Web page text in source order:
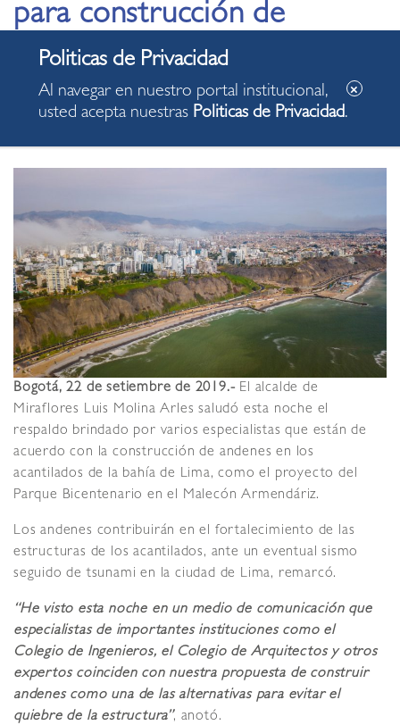
para construcción de
andenes en acantilados
de la bahía de Lima
Bogotá, 22 de setiembre de 2019.- El alcalde de
Miraflores Luis Molina Arles saludó esta noche el
respaldo brindado por varios especialistas que están de
acuerdo con la construcción de andenes en los
acantilados de la bahía de Lima, como el proyecto del
Parque Bicentenario en el Malecón Armendáriz.
Los andenes contribuirán en el fortalecimiento de las
estructuras de los acantilados, ante un eventual sismo
seguido de tsunami en la ciudad de Lima, remarcó.
“He visto esta noche en un medio de comunicación que
especialistas de importantes instituciones como el
Colegio de Ingenieros, el Colegio de Arquitectos y otros
expertos coinciden con nuestra propuesta de construir
andenes como una de las alternativas para evitar el
quiebre de la estructura”, anotó.
Al navegar en nuestro portal institucional,
usted acepta nuestras Politicas de Privacidad.